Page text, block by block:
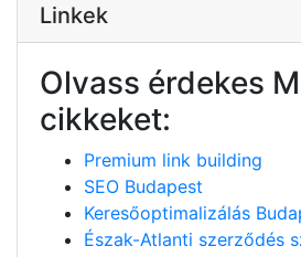
Linkek
Olvass érdekes
cikkeket:
Premium link building
SEO Budapest
Keresőoptimalizálás
Észak-Atlanti szerződés